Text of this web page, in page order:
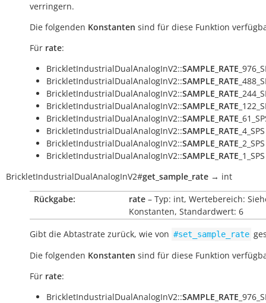
verringern.
Die folgenden Konstanten sind für diese Funktion
Für rate:
BrickletIndustrialDualAnalogInV2::SAMPLE_RATE
BrickletIndustrialDualAnalogInV2::SAMPLE_RATE
BrickletIndustrialDualAnalogInV2::SAMPLE_RATE
BrickletIndustrialDualAnalogInV2::SAMPLE_RATE
BrickletIndustrialDualAnalogInV2::SAMPLE_RATE
BrickletIndustrialDualAnalogInV2::SAMPLE_RATE
BrickletIndustrialDualAnalogInV2::SAMPLE_RATE
BrickletIndustrialDualAnalogInV2::SAMPLE_RATE
BrickletIndustrialDualAnalogInV2#get_sample_rate → int
Rückgabe:
rate – Typ: int, Wertebereich:
Konstanten, Standardwert: 6
Gibt die Abtastrate zurück, wie von #set_sample_rate
Die folgenden Konstanten sind für diese Funktion
Für rate:
BrickletIndustrialDualAnalogInV2::SAMPLE_RATE